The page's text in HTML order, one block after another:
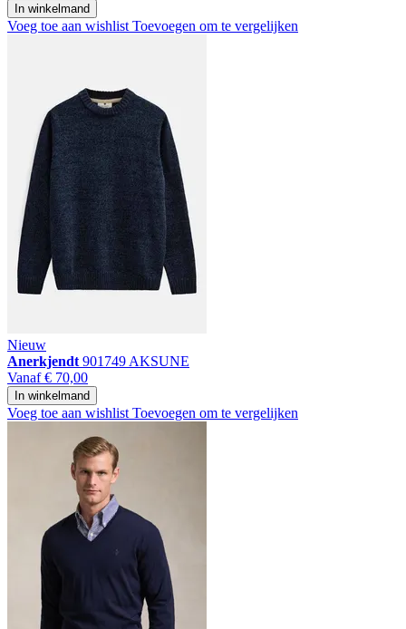
In winkelmand
Voeg toe aan wishlist Toevoegen om te vergelijken
Nieuw
Anerkjendt 901749 AKSUNE
Vanaf € 70,00
In winkelmand
Voeg toe aan wishlist Toevoegen om te vergelijken